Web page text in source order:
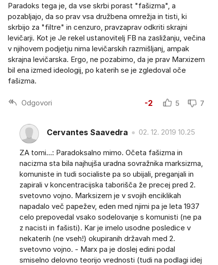
Paradoks tega je, da vse skrbi porast "fašizma", a
pozabljajo, da so prav vsa družbena omrežja in tisti, ki
skrbijo za "filtre" in cenzuro, pravzaprav odkriti skrajni
levičarji. Kot je Je rekel ustanovitelj FB na zasližanju, večina
v njihovem podjetju nima levičarskih razmišljanj, ampak
skrajna levičarska. Ergo, ne pozabimo, da je prav Marxizem
bil ena izmed ideologij, po katerih se je zgledoval oče
fašizma.
Odgovori -2 5 7
Cervantes Saavedra 02. 12. 2019 10.25
ZA tomi...: Paradoksalno mimo. Očeta fašizma in
nacizma sta bila najhujša uradna sovražnika marksizma,
komuniste in tudi socialiste pa so ubijali, preganjali in
zapirali v koncentracijska taborišča že precej pred 2.
svetovno vojno. Marksizem je v svojih enciklikah
napadalo več papežev, eden med njimi pa je leta 1937
celo prepovedal vsako sodelovanje s komunisti (ne pa
z nacisti in fašisti). Kar je imelo usodne posledice v
nekaterih (ne vseh!) okupiranih državah med 2.
svetovno vojno. - Marx pa je doslej edini podal
smiselno delovno teorijo vrednosti (tudi na podlagi idej